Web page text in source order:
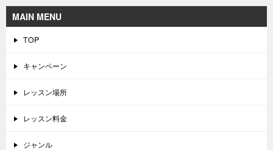
MAIN MENU
TOP
キャンペーン
レッスン場所
レッスン料金
ジャンル